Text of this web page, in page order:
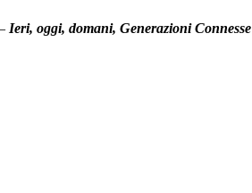
Ieri, oggi, domani, Generazioni Connesse